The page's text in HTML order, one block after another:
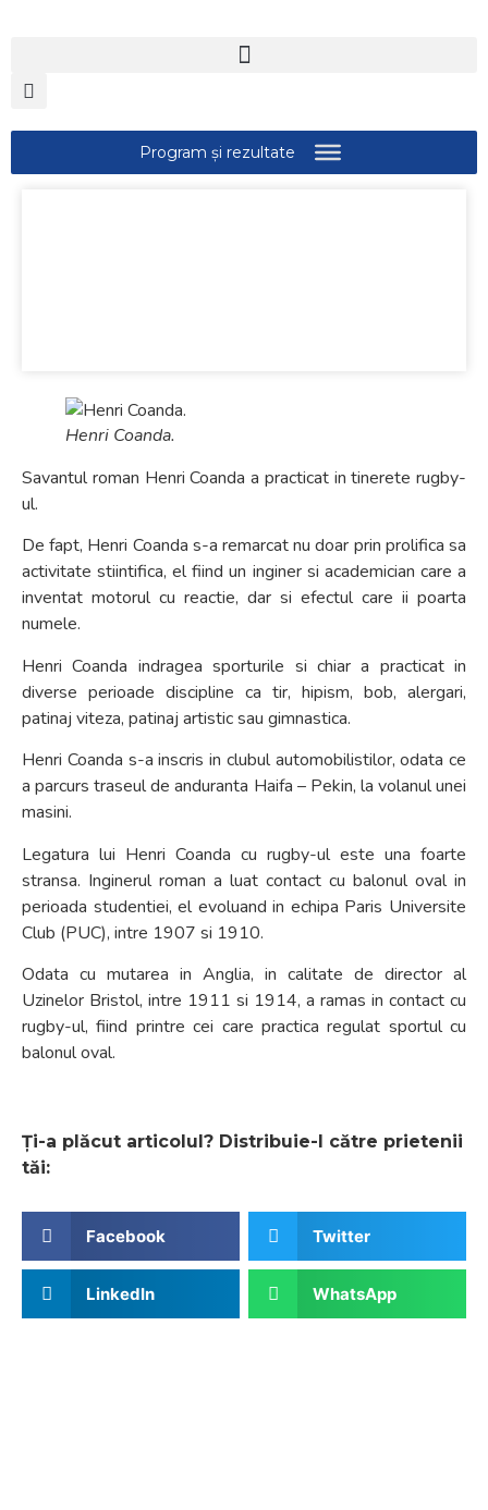
Henri Coanda.
Savantul roman Henri Coanda a practicat in tinerete rugby-
ul.
De fapt, Henri Coanda s-a remarcat nu doar prin prolifica sa
activitate stiintifica, el fiind un inginer si academician care a
inventat motorul cu reactie, dar si efectul care ii poarta
numele.
Henri Coanda indragea sporturile si chiar a practicat in
diverse perioade discipline ca tir, hipism, bob, alergari,
patinaj viteza, patinaj artistic sau gimnastica.
Henri Coanda s-a inscris in clubul automobilistilor, odata ce
a parcurs traseul de anduranta Haifa – Pekin, la volanul unei
masini.
Legatura lui Henri Coanda cu rugby-ul este una foarte
stransa. Inginerul roman a luat contact cu balonul oval in
perioada studentiei, el evoluand in echipa Paris Universite
Club (PUC), intre 1907 si 1910.
Odata cu mutarea in Anglia, in calitate de director al
Uzinelor Bristol, intre 1911 si 1914, a ramas in contact cu
rugby-ul, fiind printre cei care practica regulat sportul cu
balonul oval.
Ți-a plăcut articolul? Distribuie-l către prietenii
tăi:
Facebook Twitter
LinkedIn WhatsApp